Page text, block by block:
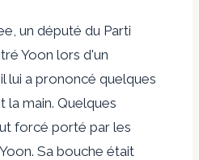
un député du Parti
Yoon lors d'un
lui a prononcé quelques
la main. Quelques
forcé porté par les
Sa bouche était